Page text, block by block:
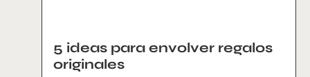
5 ideas para envolver regalos
originales